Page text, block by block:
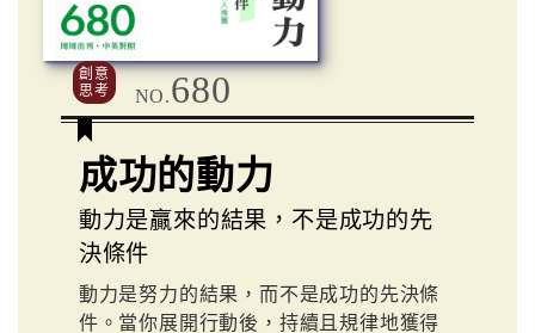
創意
思考
NO.680
成功的動力
動力是贏來的結果，不是成功的先
決條件
動力是努力的結果，而不是成功的先決條
件。當你展開行動後，持續且規律地獲得